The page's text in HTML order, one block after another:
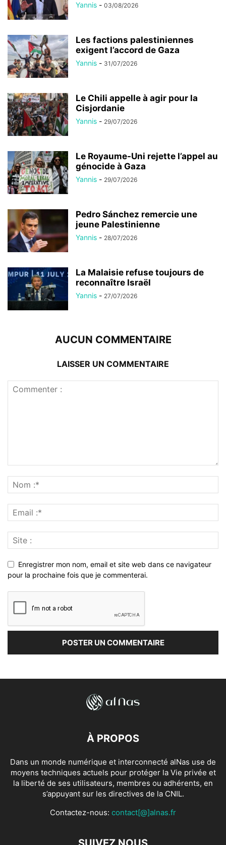
Yannis - 03/08/2026
Les factions palestiniennes
exigent l’accord de Gaza
Yannis - 31/07/2026
Le Chili appelle à agir pour la
Cisjordanie
Yannis - 29/07/2026
Le Royaume-Uni rejette l’appel au
génocide à Gaza
Yannis - 29/07/2026
Pedro Sánchez remercie une
jeune Palestinienne
Yannis - 28/07/2026
La Malaisie refuse toujours de
reconnaître Israël
Yannis - 27/07/2026
AUCUN COMMENTAIRE
LAISSER UN COMMENTAIRE
Enregistrer mon nom, email et site web dans ce navigateur
pour la prochaine fois que je commenterai.
À PROPOS
Dans un monde numérique et interconnecté alNas use de
moyens techniques actuels pour protéger la Vie privée et
la liberté de ses utilisateurs, membres ou adhérents, en
s’appuyant sur les directives de la CNIL.
Contactez-nous: contact[@]alnas.fr